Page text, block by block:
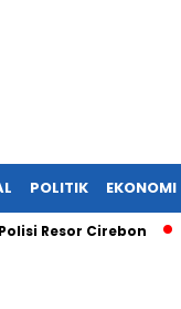
POLITIK EKONOMI
Resor Cirebon